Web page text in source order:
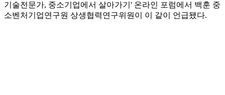
기술전문가, 중소기업에서 살아가기' 온라인 포럼에서 백훈 중
소벤처기업연구원 상생협력연구위원이 이 같이 언급됐다.